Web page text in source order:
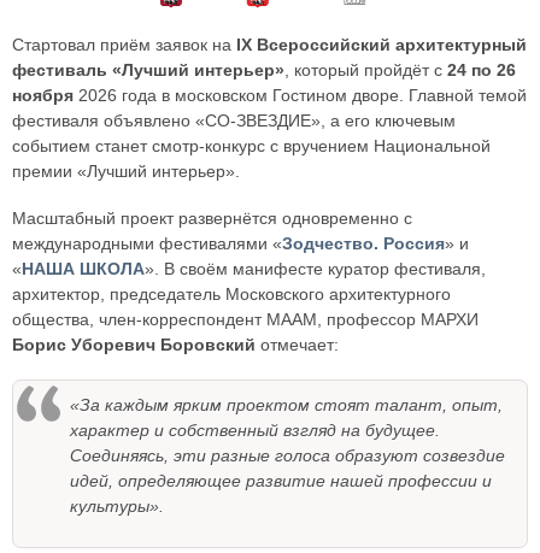
Стартовал приём заявок на IX Всероссийский архитектурный
фестиваль «Лучший интерьер», который пройдёт с 24 по 26
ноября 2026 года в московском Гостином дворе. Главной темой
фестиваля объявлено «СО-ЗВЕЗДИЕ», а его ключевым
событием станет смотр-конкурс с вручением Национальной
премии «Лучший интерьер».
Масштабный проект развернётся одновременно с
международными фестивалями «Зодчество. Россия» и
«НАША ШКОЛА». В своём манифесте куратор фестиваля,
архитектор, председатель Московского архитектурного
общества, член-корреспондент МААМ, профессор МАРХИ
Борис Уборевич Боровский отмечает:
«За каждым ярким проектом стоят талант, опыт,
характер и собственный взгляд на будущее.
Соединяясь, эти разные голоса образуют созвездие
идей, определяющее развитие нашей профессии и
культуры».